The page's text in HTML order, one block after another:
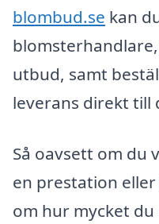
blombud.se kan
utbud, samt
leverans direkt till
Så oavsett om du
en prestation
om hur mycket